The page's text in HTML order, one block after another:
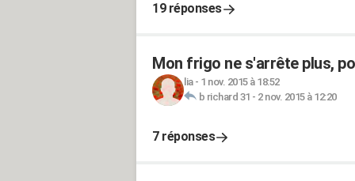
19 réponses
Mon frigo ne s'arrête plus,
lia- 1 nov. 2015 à 18:52
b richard 31 - 2 nov. 2015 à 12:20
7 réponses